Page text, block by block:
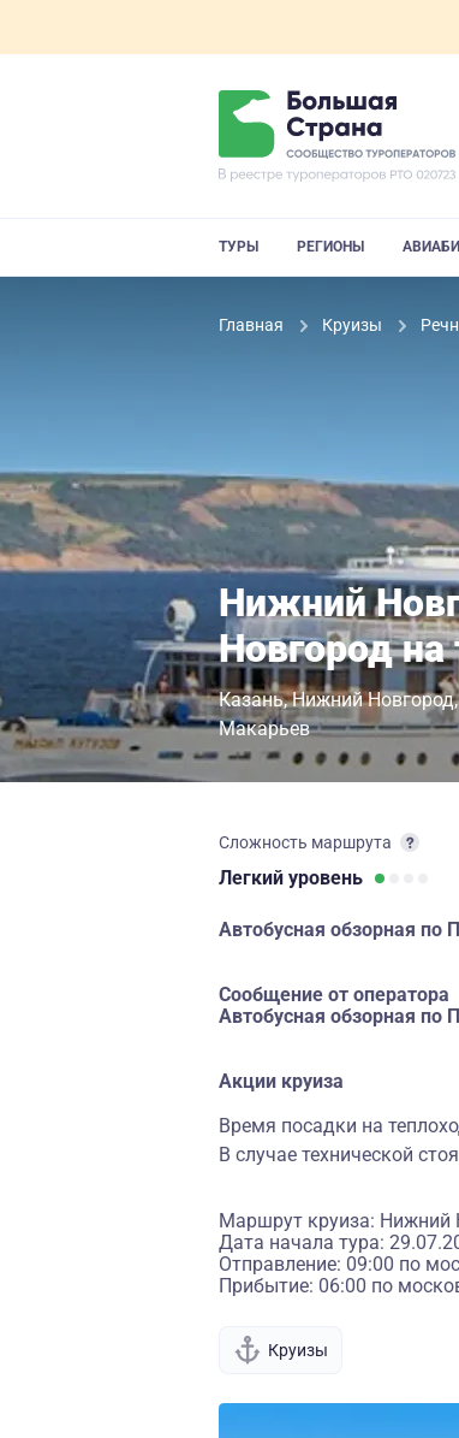
ТУРЫ РЕГИОНЫ
Главная Круизы
Нижний
Новгород на
Казань Нижний Новгород
Макарьев
Сложность маршрута
Легкий уровень
Автобусная обзорная по
Сообщение от оператора
Автобусная обзорная по
Акции круиза
Время посадки на
В случае технической
Маршрут круиза: Нижний
Дата начала тура:
Отправление: 09:00 по
Прибытие: 06:00 по
Круизы